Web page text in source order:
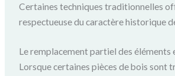
Certaines techniques traditionnelles
respectueuse du caractère historique
Le remplacement partiel des éléments
Lorsque certaines pièces de bois sont